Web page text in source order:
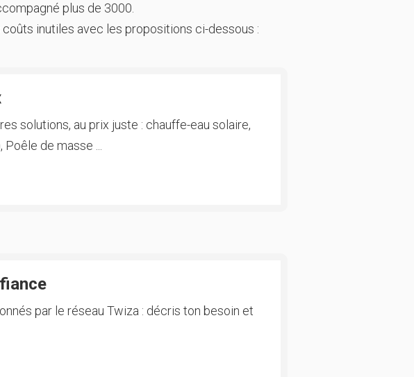
plus de 3000.
inutiles avec les propositions ci-dessous :
solutions, au prix juste : chauffe-eau solaire,
de masse ...
par le réseau Twiza : décris ton besoin et